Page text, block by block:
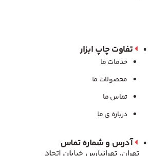
تفاوت چاپ ابزار
خدمات ما
محصولات ما
تماس ما
درباره ی ما
آدرس و شماره تماس